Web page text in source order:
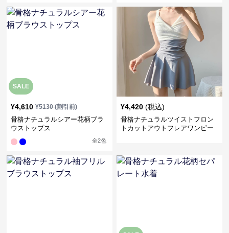
SALE
¥4,610 ¥5130(割引前)
骨格ナチュラルシアー花柄ブラ
ウストップス
全2色
¥4,420 (税込)
骨格ナチュラルツイストフロン
トカットアウトフレアワンピー